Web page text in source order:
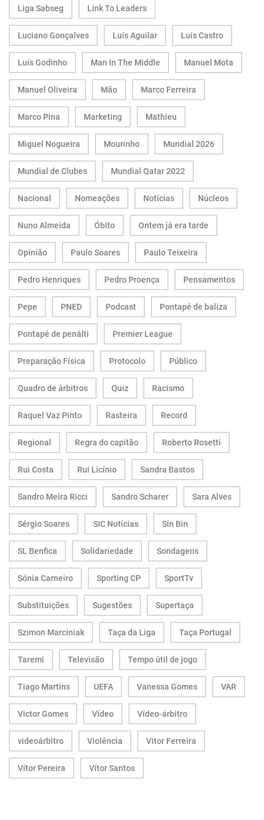
Liga Sabseg Link To Leaders
Luciano Gonçalves Luís Aguilar Luís Castro
Luís Godinho Man In The Middle Manuel Mota
Manuel Oliveira Mão Marco Ferreira
Marco Pina Marketing Mathieu
Miguel Nogueira Mourinho Mundial 2026
Mundial de Clubes Mundial Qatar 2022
Nacional Nomeações Notícias Núcleos
Nuno Almeida Óbito Ontem já era tarde
Opinião Paulo Soares Paulo Teixeira
Pedro Henriques Pedro Proença Pensamentos
Pepe PNED Podcast Pontapé de baliza
Pontapé de penálti Premier League
Preparação Física Protocolo Público
Quadro de árbitros Quiz Racismo
Raquel Vaz Pinto Rasteira Record
Regional Regra do capitão Roberto Rosetti
Rui Costa Rui Licínio Sandra Bastos
Sandro Meira Ricci Sandro Scharer Sara Alves
Sérgio Soares SIC Notícias Sin Bin
SL Benfica Solidariedade Sondagens
Sónia Carneiro Sporting CP SportTv
Substituições Sugestões Supertaça
Szimon Marciniak Taça da Liga Taça Portugal
Taremi Televisão Tempo útil de jogo
Tiago Martins UEFA Vanessa Gomes VAR
Victor Gomes Vídeo Vídeo-árbitro
videoárbitro Violência Vitor Ferreira
Vítor Pereira Vítor Santos